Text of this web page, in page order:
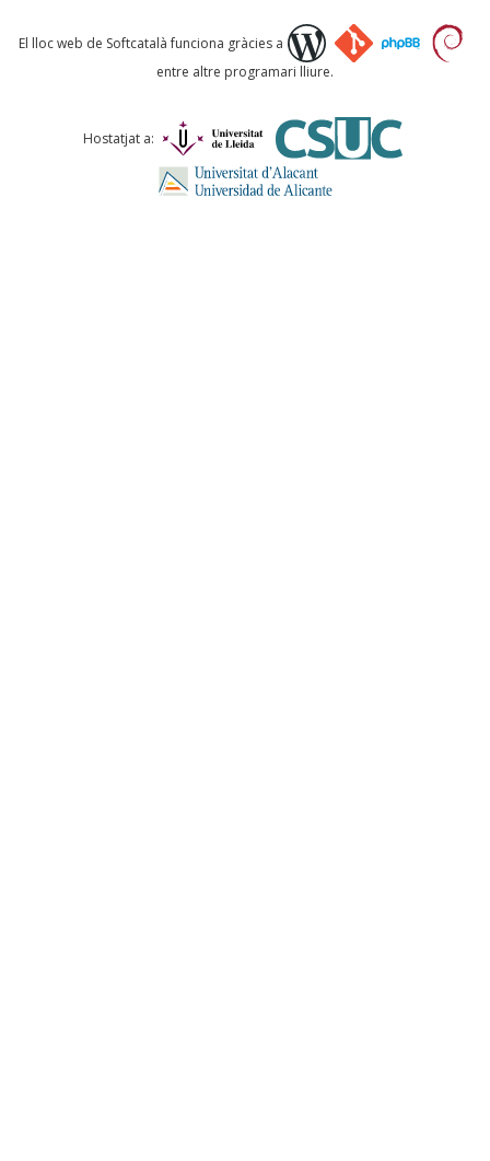
Què proposeu?
Comentari *
El lloc web de Softcatalà funciona gràcies a
entre altre programari lliure.
Hostatjat a: